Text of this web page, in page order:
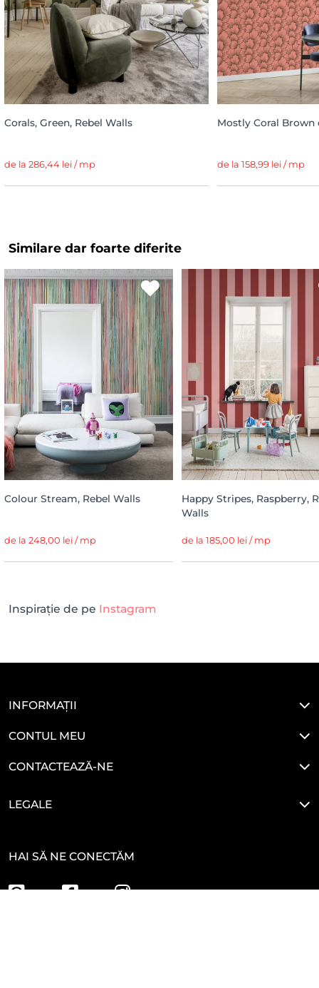
Corals, Green, Rebel Walls
de la 286,44 lei / mp
Mostly Coral
de la 158,99 lei / mp
Similare dar foarte diferite
Colour Stream, Rebel Walls
de la 248,00 lei / mp
Happy Stripes, Raspberry,
Walls
de la 185,00 lei / mp
Inspirație de pe Instagram
INFORMAȚII
CONTUL MEU
CONTACTEAZĂ-NE
LEGALE
HAI SĂ NE CONECTĂM